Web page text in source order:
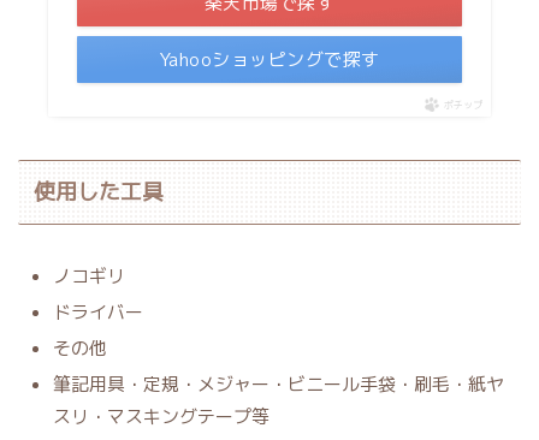
Yahooショッピングで探す
ポチップ
使用した工具
ノコギリ
ドライバー
その他
筆記用具・定規・メジャー・ビニール手袋・刷毛・紙ヤ
スリ・マスキングテープ等